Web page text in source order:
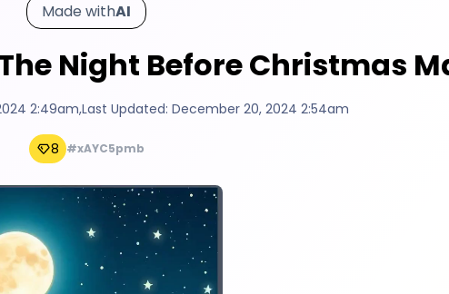
Made withAI
Night Before Christmas
2:49am,Last Updated: December 20, 2024 2:54am
8 #xAYC5pmb